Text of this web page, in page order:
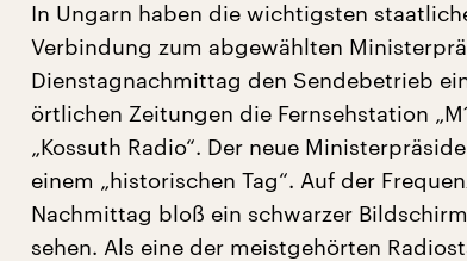
In Ungarn haben die wichtigsten
Verbindung zum abgewählten
Dienstagnachmittag den Sendebetrieb
örtlichen Zeitungen die Fernsehstation
„Kossuth Radio“. Der neue
einem „historischen Tag“. Auf der
Nachmittag bloß ein schwarzer
sehen. Als eine der meistgehörten